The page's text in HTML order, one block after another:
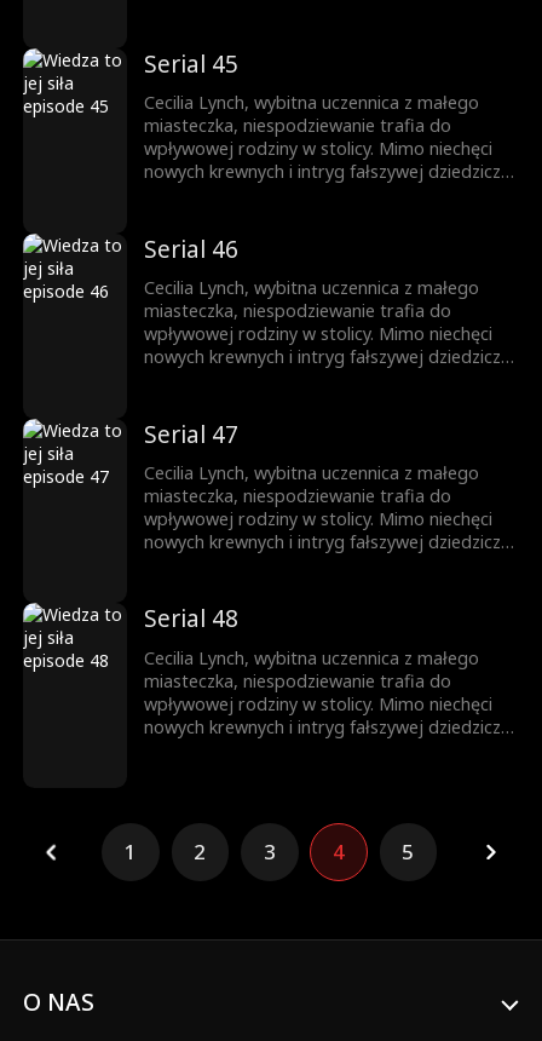
Jej upór otwiera drzwi na prestiżowy
uniwersytet, zapewniając przyszłość
zbudowaną na własnych sukcesach.
Serial 45
Cecilia Lynch, wybitna uczennica z małego
miasteczka, niespodziewanie trafia do
wpływowej rodziny w stolicy. Mimo niechęci
nowych krewnych i intryg fałszywej dziedziczki,
Jej upór otwiera drzwi na prestiżowy
uniwersytet, zapewniając przyszłość
zbudowaną na własnych sukcesach.
Serial 46
Cecilia Lynch, wybitna uczennica z małego
miasteczka, niespodziewanie trafia do
wpływowej rodziny w stolicy. Mimo niechęci
nowych krewnych i intryg fałszywej dziedziczki,
Jej upór otwiera drzwi na prestiżowy
uniwersytet, zapewniając przyszłość
zbudowaną na własnych sukcesach.
Serial 47
Cecilia Lynch, wybitna uczennica z małego
miasteczka, niespodziewanie trafia do
wpływowej rodziny w stolicy. Mimo niechęci
nowych krewnych i intryg fałszywej dziedziczki,
Jej upór otwiera drzwi na prestiżowy
uniwersytet, zapewniając przyszłość
zbudowaną na własnych sukcesach.
Serial 48
Cecilia Lynch, wybitna uczennica z małego
miasteczka, niespodziewanie trafia do
wpływowej rodziny w stolicy. Mimo niechęci
nowych krewnych i intryg fałszywej dziedziczki,
uniwersytet, zapewniając przyszłość
zbudowaną na własnych sukcesach.
1 2 3 4 5
O NAS